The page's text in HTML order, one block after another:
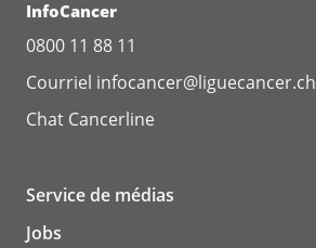
InfoCancer
0800 11 88 11
Courriel infocancer@liguecancer.ch
Chat Cancerline
Service de médias
Jobs